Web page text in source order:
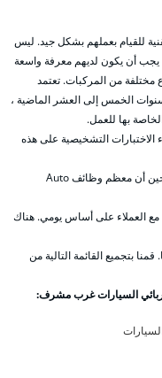
للقيام بعملهم بشكل جيد. ليس
يجب أن يكون لديهم معرفة واسعة
مختلفة من المركبات. تعتمد
الخمس إلى العشر الماضية ،
بها للعمل.
الاختبارات التشخيصية على هذه
ثم يستخدمون قاعدة معارفهم لإصلاح المشكلة , في حين أن معظم وظائف Auto
مع العملاء على أساس يومي. هناك
بتجميع القائمة التالية من
السيارات غرب مشرف: